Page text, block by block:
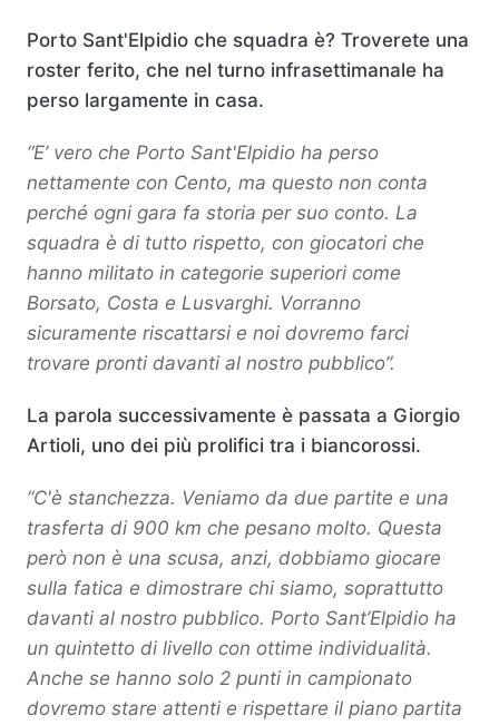
Porto Sant'Elpidio che squadra è? Troverete una
roster ferito, che nel turno infrasettimanale ha
perso largamente in casa.
“E’ vero che Porto Sant'Elpidio ha perso
nettamente con Cento, ma questo non conta
perché ogni gara fa storia per suo conto. La
squadra è di tutto rispetto, con giocatori che
hanno militato in categorie superiori come
Borsato, Costa e Lusvarghi. Vorranno
sicuramente riscattarsi e noi dovremo farci
trovare pronti davanti al nostro pubblico”.
La parola successivamente è passata a Giorgio
Artioli, uno dei più prolifici tra i biancorossi.
“C'è stanchezza. Veniamo da due partite e una
trasferta di 900 km che pesano molto. Questa
però non è una scusa, anzi, dobbiamo giocare
sulla fatica e dimostrare chi siamo, soprattutto
davanti al nostro pubblico. Porto Sant’Elpidio ha
un quintetto di livello con ottime individualità.
Anche se hanno solo 2 punti in campionato
dovremo stare attenti e rispettare il piano partita